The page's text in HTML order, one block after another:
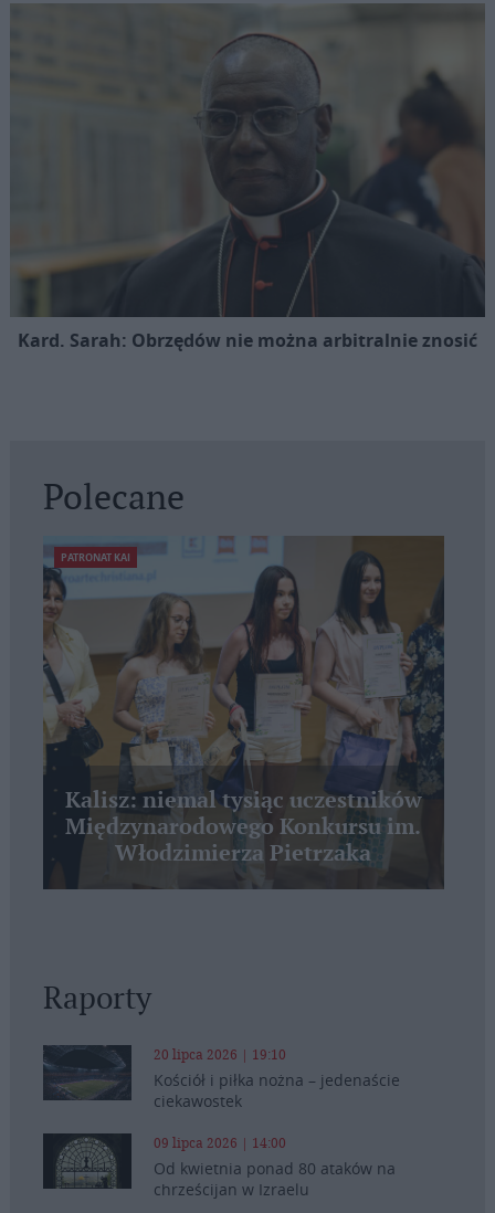
Kard. Sarah: Obrzędów nie można arbitralnie znosić
Polecane
PATRONAT KAI
Kalisz: niemal tysiąc uczestników
Międzynarodowego Konkursu im.
Włodzimierza Pietrzaka
Raporty
20 lipca 2026 | 19:10
Kościół i piłka nożna – jedenaście
ciekawostek
09 lipca 2026 | 14:00
Od kwietnia ponad 80 ataków na
chrześcijan w Izraelu